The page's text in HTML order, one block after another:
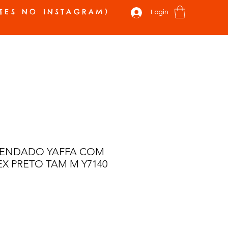
NO INSTAGRAM) Login
YAFFA COM
PRETO TAM M Y7140